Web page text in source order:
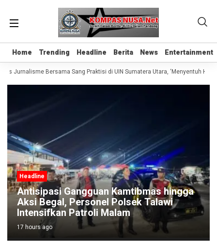
Home Trending Headline Berita News Entertainment
Home Trending Headline Berita News Entertainment
Jurnalisme Bersama Sang Praktisi di UIN Sumatera Utara, ‘Menyentuh Hati
Headline
Antisipasi Gangguan Kamtibmas hingga
Aksi Begal, Personel Polsek Talawi
Intensifkan Patroli Malam
17 hours ago